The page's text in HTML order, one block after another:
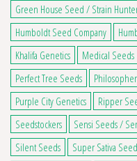
Green House Seed / Strain
Humboldt Seed Company
Khalifa Genetics
Medical Seeds
Perfect Tree Seeds
Purple City Genetics
Ripper
Seedstockers
Sensi Seeds /
Silent Seeds
Super Sativa